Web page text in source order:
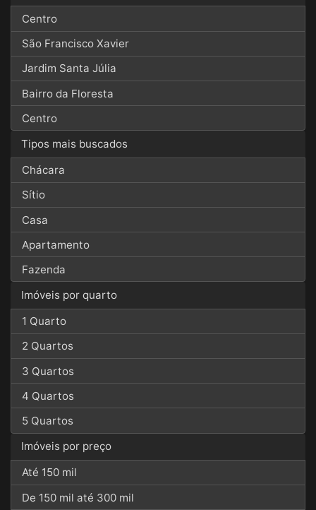
Centro
São Francisco Xavier
Jardim Santa Júlia
Bairro da Floresta
Centro
Tipos mais buscados
Chácara
Sítio
Casa
Apartamento
Fazenda
Imóveis por quarto
1 Quarto
2 Quartos
3 Quartos
4 Quartos
5 Quartos
Imóveis por preço
Até 150 mil
De 150 mil até 300 mil